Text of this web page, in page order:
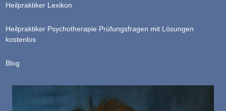
Heilpraktiker Lexikon
Heilpraktiker Psychotherapie Prüfungsfragen mit Lösungen
kostenlos
Blog